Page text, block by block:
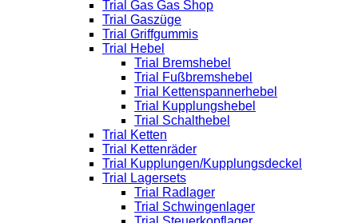
Trial Gas Gas Shop
Trial Gaszüge
Trial Griffgummis
Trial Hebel
Trial Bremshebel
Trial Fußbremshebel
Trial Kettenspannerhebel
Trial Kupplungshebel
Trial Schalthebel
Trial Ketten
Trial Kettenräder
Trial Kupplungen/Kupplungsdeckel
Trial Lagersets
Trial Radlager
Trial Schwingenlager